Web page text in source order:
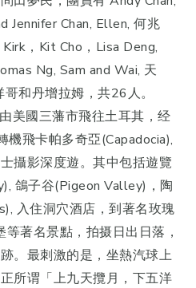
Jennifer Chan, Ellen, 何兆
，Kit Cho，Lisa Deng,
Ng, Sam and Wai, 天
和丹增拉姆，共26人。
美國三藩市飛往土耳其，经
飛卡帕多奇亞(Capadocia),
攝影深度遊。其中包括遊覽
鴿子谷(Pigeon Valley)，陶
入住洞穴酒店，到著名玫瑰
著名景點，拍摄日出日落，
。最刺激的是，坐熱汽球上
所谓「上九天攬月，下五洋